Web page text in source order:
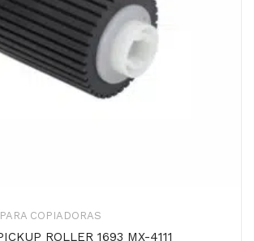
COPIADORAS
ROLLER 1693 MX-4111